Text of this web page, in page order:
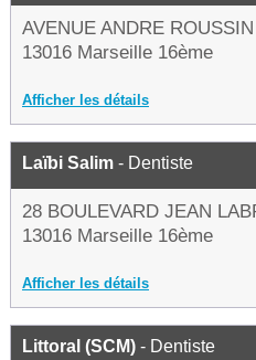
AVENUE ANDRE ROUSSIN
13016 Marseille 16ème
Afficher les détails
Laïbi Salim - Dentiste
28 BOULEVARD JEAN
13016 Marseille 16ème
Afficher les détails
Littoral (SCM) - Dentiste